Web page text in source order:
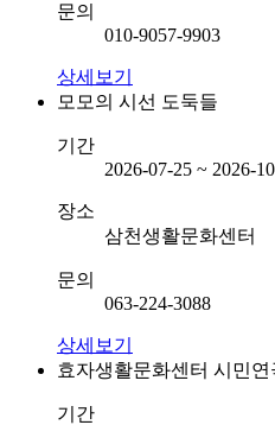
문의
010-9057-9903
상세보기
모모의 시선 도둑들
기간
2026-07-25 ~ 2026-
장소
삼천생활문화센터
문의
063-224-3088
상세보기
효자생활문화센터 시민
기간